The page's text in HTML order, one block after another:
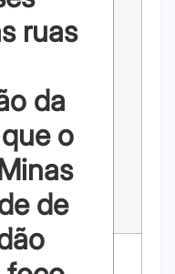
ruas
da
o
de